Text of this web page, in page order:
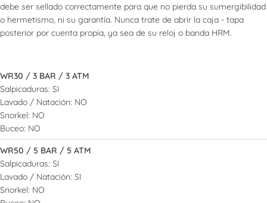
debe ser sellado correctamente para que no pierda su sumergibilidad
o hermetismo, ni su garantía. Nunca trate de abrir la caja - tapa
posterior por cuenta propia, ya sea de su reloj o banda HRM.
WR30 / 3 BAR / 3 ATM
Salpicaduras: SI
Lavado / Natación: NO
Snorkel: NO
Buceo: NO
WR50 / 5 BAR / 5 ATM
Salpicaduras: SI
Lavado / Natación: SI
Snorkel: NO